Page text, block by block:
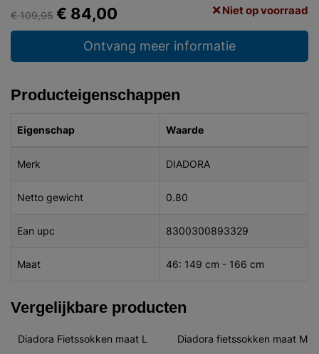
€ 109,95 € 84,00 Niet op voorraad
Ontvang meer informatie
Producteigenschappen
Eigenschap Waarde
Merk DIADORA
Netto gewicht 0.80
Ean upc 8300300893329
Maat 46: 149 cm - 166 cm
Vergelijkbare producten
Diadora Fietssokken maat L Diadora fietssokken maat M